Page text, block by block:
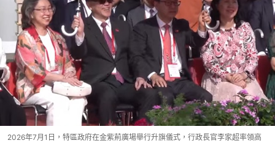
2026年7月1日，特區政府在金紫荊廣場舉行升旗儀式，行政長官李家超率領高